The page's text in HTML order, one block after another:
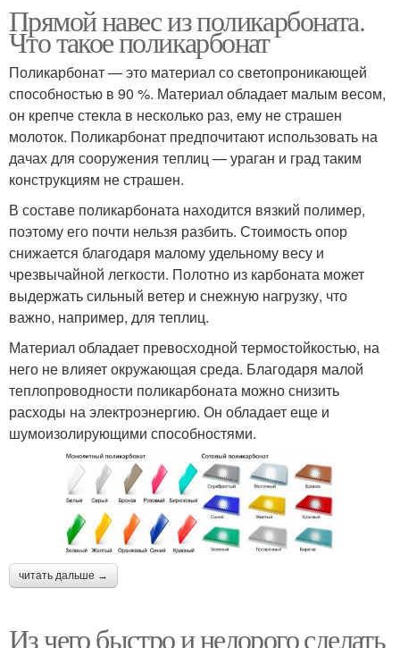
Прямой навес из поликарбоната.
Что такое поликарбонат
Поликарбонат — это материал со светопроникающей
способностью в 90 %. Материал обладает малым весом,
он крепче стекла в несколько раз, ему не страшен
молоток. Поликарбонат предпочитают использовать на
дачах для сооружения теплиц — ураган и град таким
конструкциям не страшен.
В составе поликарбоната находится вязкий полимер,
поэтому его почти нельзя разбить. Стоимость опор
снижается благодаря малому удельному весу и
чрезвычайной легкости. Полотно из карбоната может
выдержать сильный ветер и снежную нагрузку, что
важно, например, для теплиц.
Материал обладает превосходной термостойкостью, на
него не влияет окружающая среда. Благодаря малой
теплопроводности поликарбоната можно снизить
расходы на электроэнергию. Он обладает еще и
шумоизолирующими способностями.
читать дальше →
Из чего быстро и недорого сделать